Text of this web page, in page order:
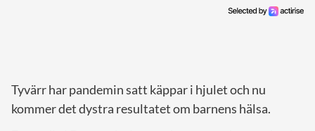
Tyvärr har pandemin satt käppar i hjulet och nu
kommer det dystra resultatet om barnens hälsa.